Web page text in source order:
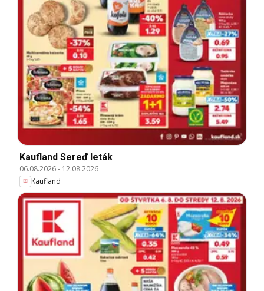
Kaufland Sereď leták
06.08.2026- 12.08.2026
Kaufland